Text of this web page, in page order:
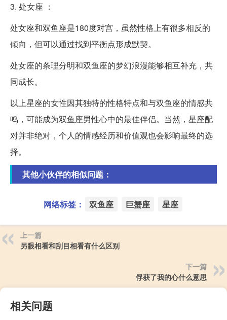
3. 处女座 ：
处女座和双鱼座是180度对宫，虽然性格上有很多相反的
倾向，但可以通过找到平衡点形成默契。
处女座的条理分明和双鱼座的梦幻浪漫能够相互补充，共
同成长。
以上星座的女性因其独特的性格特点和与双鱼座的情感共
鸣，可能成为双鱼座男性心中的最佳伴侣。当然，星座配
对并非绝对，个人的情感经历和价值观也会影响最终的选
择。
其他小伙伴的相似问题：
网络标签： 双鱼座 巨蟹座 星座
上一篇
另眼相看和刮目相看有什么区别
下一篇
俘获了我的心什么意思
相关问题